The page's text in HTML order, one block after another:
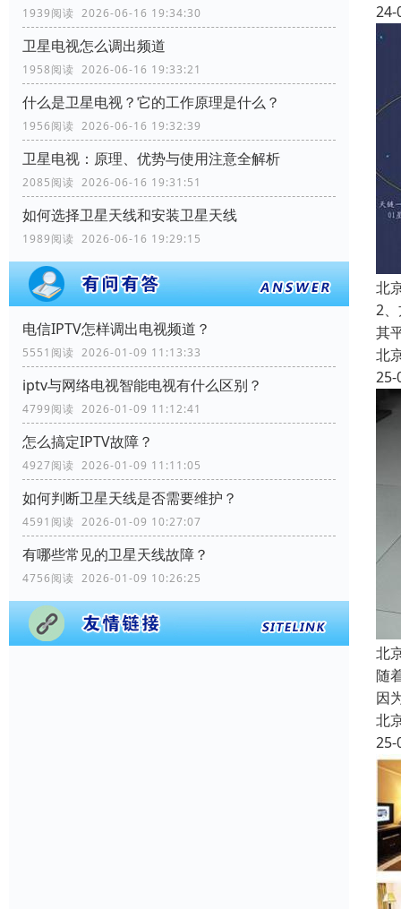
1939阅读 2026-06-16 19:34:30
卫星电视怎么调出频道
1958阅读 2026-06-16 19:33:21
什么是卫星电视？它的工作原理是什么？
1956阅读 2026-06-16 19:32:39
卫星电视：原理、优势与使用注意全解析
2085阅读 2026-06-16 19:31:51
如何选择卫星天线和安装卫星天线
1989阅读 2026-06-16 19:29:15
电信IPTV怎样调出电视频道？
5551阅读 2026-01-09 11:13:33
iptv与网络电视智能电视有什么区别？
4799阅读 2026-01-09 11:12:41
怎么搞定IPTV故障？
4927阅读 2026-01-09 11:11:05
如何判断卫星天线是否需要维护？
4591阅读 2026-01-09 10:27:07
有哪些常见的卫星天线故障？
4756阅读 2026-01-09 10:26:25
24-
北
2
其
北
25-
北
随
因
北
25-